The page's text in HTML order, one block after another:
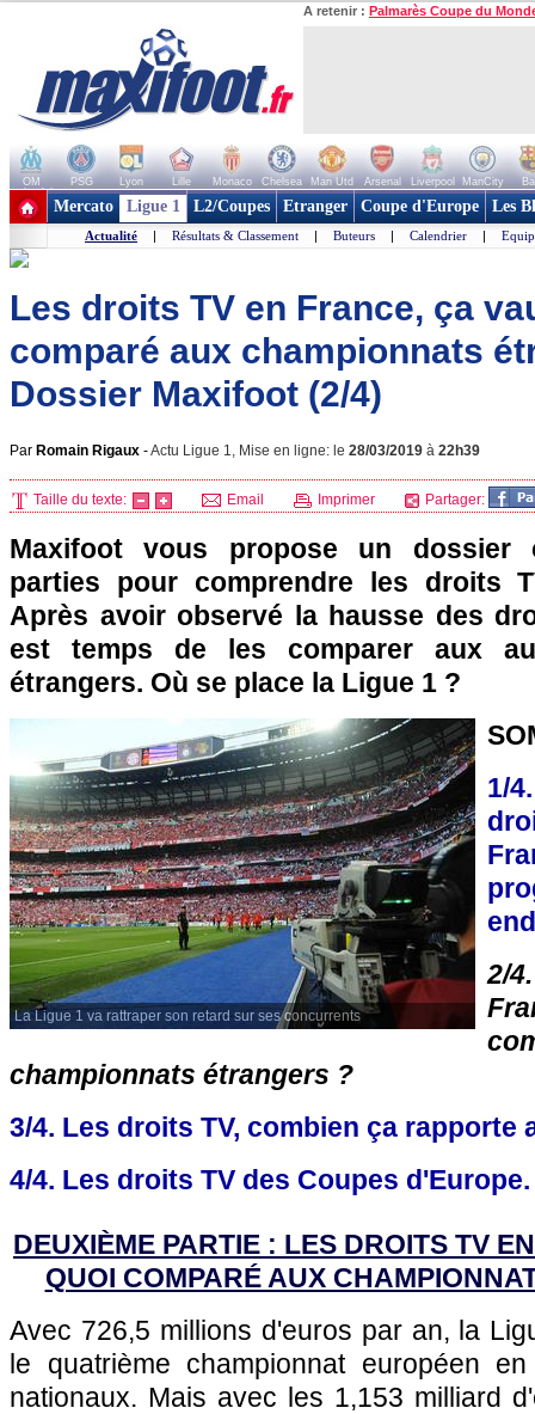
A retenir : Palmarès Coupe du
OM PSG Lyon Lille Monaco Chelsea Man Utd Arsenal Liverpool ManCity
+ de clubs
Mercato Ligue 1 L2/Coupes Etranger Coupe d'Europe Les
Actualité | Résultats & Classement | Buteurs | Calendrier |
Les droits TV en France, ça
comparé aux championnats
Dossier Maxifoot (2/4)
Par Romain Rigaux -Actu Ligue 1, Mise en ligne: le 28/03/2019 à 22h39
Taille du texte: Email Imprimer Partager:
Maxifoot vous propose un dossier
parties pour comprendre les droits
Après avoir observé la hausse des
est temps de les comparer aux
étrangers. Où se place la Ligue 1 ?
La Ligue 1 va rattraper son retard sur ses concurrents
1/
2/
championnats étrangers ?
3/4. Les droits TV, combien ça rapporte
4/4. Les droits TV des Coupes d'Europe.
DEUXIÈME PARTIE : LES DROITS TV
QUOI COMPARÉ AUX
Avec 726,5 millions d'euros par an, la
le quatrième championnat européen
nationaux. Mais avec les 1,153 milliard